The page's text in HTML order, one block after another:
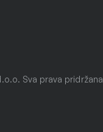
Sva prava pridržana